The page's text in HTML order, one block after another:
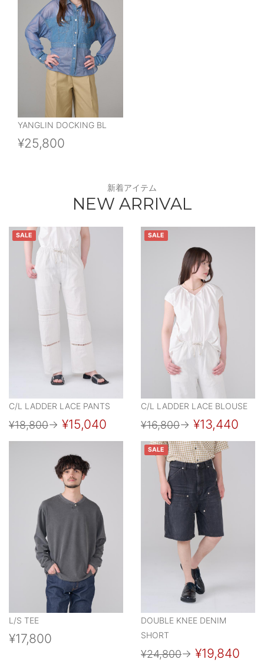
YANGLIN DOCKING BL
¥25,800
新着アイテム
NEW ARRIVAL
SALE
C/L LADDER LACE PANTS
¥18,800→ ¥15,040
SALE
C/L LADDER LACE BLOUSE
¥16,800→ ¥13,440
L/S TEE
¥17,800
SALE
DOUBLE KNEE DENIM
SHORT
¥24,800→ ¥19,840